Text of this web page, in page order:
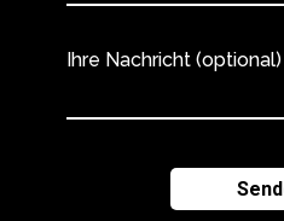
Ihre Nachricht (optional)